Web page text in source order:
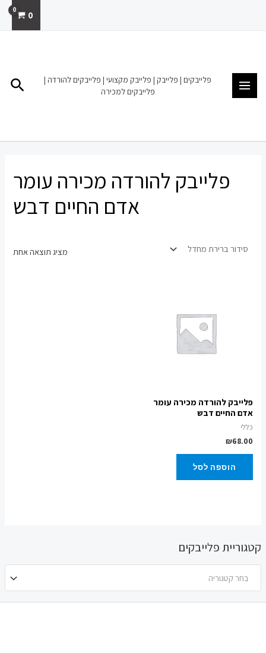
0
פלייבקים | פלייבק | פלייבק מקצועי | פלייבקים להורדה |
פלייבקים למכירה
קטגוריית פלייבקים
בחר קטגוריה
פלייבק להורדה מכירה עומר
אדם החיים דבש
מציג תוצאה אחת
פלייבק להורדה מכירה עומר
אדם החיים דבש
כללי
₪68.00
הוספה לסל